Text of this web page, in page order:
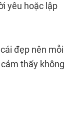
yêu hoặc lập
đẹp nên mỗi
thấy không